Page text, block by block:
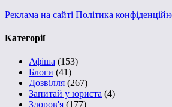
Реклама на сайті Політика
Категорії
Афіша (153)
Блоги (41)
Дозвілля (267)
Запитай у юриста (4)
Здоров'я (177)